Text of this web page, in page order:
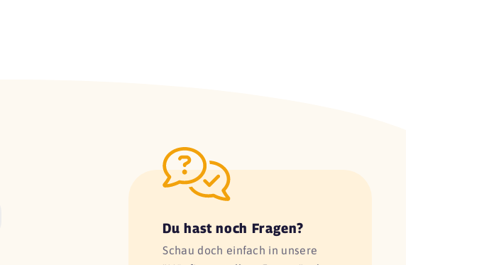
Du hast noch Fragen?
Schau doch einfach in unsere